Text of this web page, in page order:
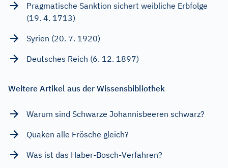
Pragmatische Sanktion sichert weibliche Erbfolge
(19. 4. 1713)
Syrien (20. 7. 1920)
Deutsches Reich (6. 12. 1897)
Weitere Artikel aus der Wissensbibliothek
Warum sind Schwarze Johannisbeeren schwarz?
Quaken alle Frösche gleich?
Was ist das Haber-Bosch-Verfahren?